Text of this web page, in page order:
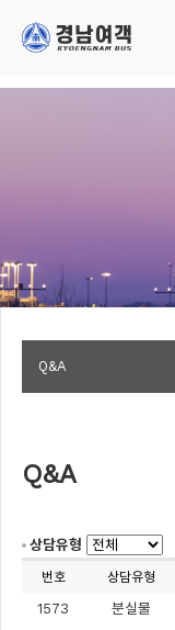
Q&A
Q&A
상담유형
번호 상담유형
1573 분실물